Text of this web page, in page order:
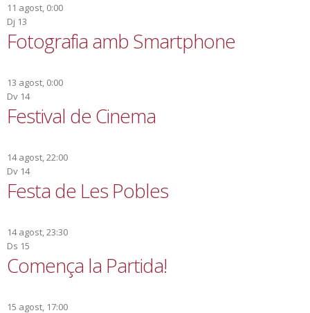
11 agost, 0:00
Dj 13
Fotografia amb Smartphone
13 agost, 0:00
Dv 14
Festival de Cinema
14 agost, 22:00
Dv 14
Festa de Les Pobles
14 agost, 23:30
Ds 15
Comença la Partida!
15 agost, 17:00